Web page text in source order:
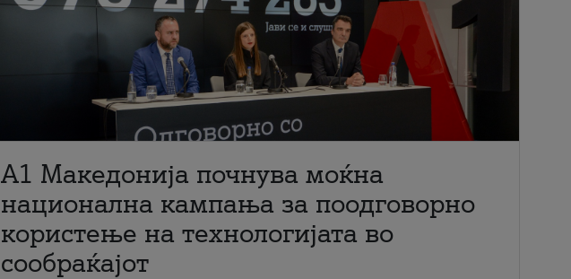
A1 Македонија почнува моќна
национална кампања за поодговорно
користење на технологијата во
сообраќајот